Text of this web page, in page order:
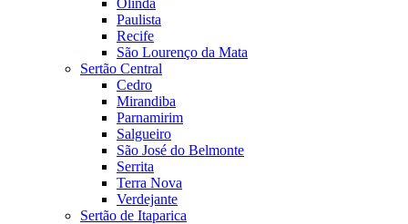
Olinda
Paulista
Recife
São Lourenço da Mata
Sertão Central
Cedro
Mirandiba
Parnamirim
Salgueiro
São José do Belmonte
Serrita
Terra Nova
Verdejante
Sertão de Itaparica